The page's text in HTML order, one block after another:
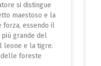
si distingue
maestoso e la
forza, essendo il
grande del
leone e la tigre.
foreste